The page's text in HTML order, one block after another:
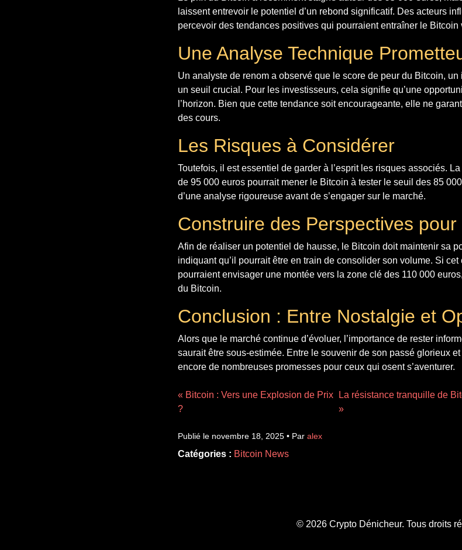
laissent entrevoir le potentiel d’un rebond significatif. Des acteurs
percevoir des tendances positives qui pourraient entraîner le Bitcoin
Une Analyse Technique
Un analyste de renom a observé que le score de peur du Bitcoin,
un seuil crucial. Pour les investisseurs, cela signifie qu’une
l’horizon. Bien que cette tendance soit encourageante, elle ne
des cours.
Les Risques à Considérer
Toutefois, il est essentiel de garder à l’esprit les risques associés.
de 95 000 euros pourrait mener le Bitcoin à tester le seuil des 85
d’une analyse rigoureuse avant de s’engager sur le marché.
Construire des Perspectives pour
Afin de réaliser un potentiel de hausse, le Bitcoin doit maintenir sa
indiquant qu’il pourrait être en train de consolider son volume. Si
pourraient envisager une montée vers la zone clé des 110 000
du Bitcoin.
Conclusion : Entre Nostalgie et
Alors que le marché continue d’évoluer, l’importance de rester
saurait être sous-estimée. Entre le souvenir de son passé glorieux
encore de nombreuses promesses pour ceux qui osent s’aventurer.
« Bitcoin : Vers une Explosion de Prix
?
La résistance tranquille de
»
Publié le novembre 18, 2025 • Par alex
Catégories : Bitcoin News
© 2026 Crypto Dénicheur. Tous droits